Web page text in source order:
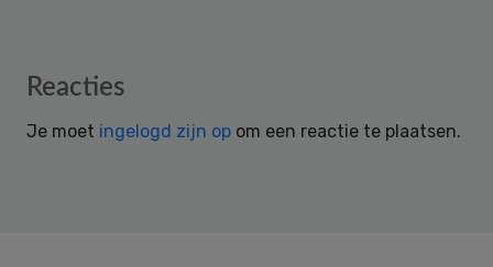
Reader
Reacties
Je moet ingelogd zijn op om een reactie te plaatsen.